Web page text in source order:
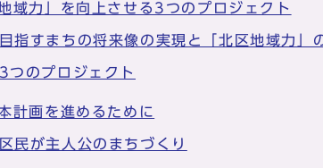
力」を向上させる3つのプロジェクト
すまちの将来像の実現と「北区地域力」
のプロジェクト
画を進めるために
が主人公のまちづくり